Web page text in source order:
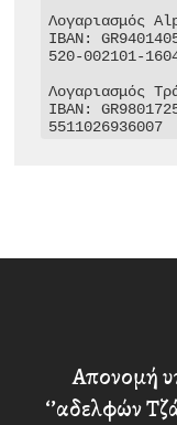
Λογαριασμός
IBAN:
520-002101-
Λογαριασμός
IBAN:
5511026936007
Απονομή
‘’αδελφών